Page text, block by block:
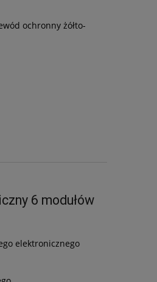
ochronny żółto-
6 modułów
elektronicznego